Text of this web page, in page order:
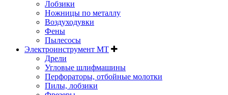
Лобзики
Ножницы по металлу
Воздуходувки
Фены
Пылесосы
Электроинструмент MT
Дрели
Угловые шлифмашины
Перфораторы, отбойные молотки
Пилы, лобзики